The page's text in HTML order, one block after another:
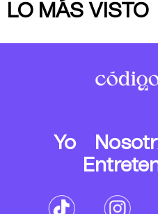
LO MÁS VISTO
Yo